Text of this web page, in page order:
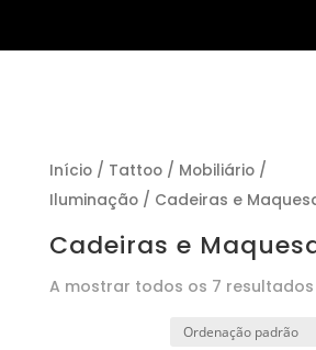
Início/ Tattoo/ Mobiliário /
Iluminação/ Cadeiras e
Cadeiras e
A mostrar todos os 7 resultados